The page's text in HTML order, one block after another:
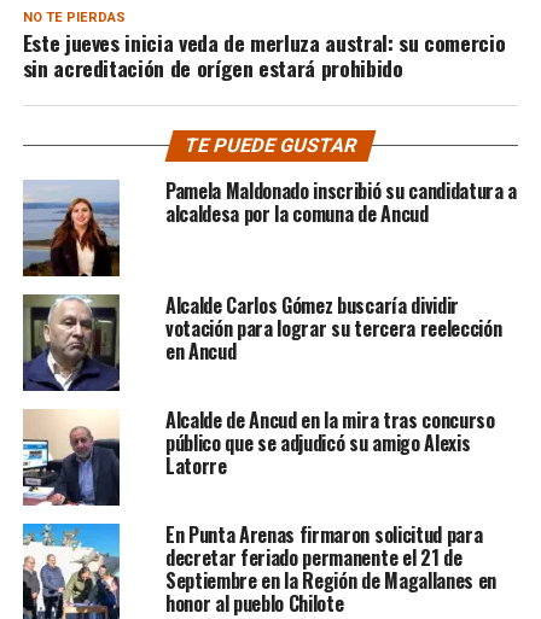
NO TE PIERDAS
Este jueves inicia veda de merluza austral: su comercio
sin acreditación de orígen estará prohibido
TE PUEDE GUSTAR
Pamela Maldonado inscribió su candidatura a
alcaldesa por la comuna de Ancud
Alcalde Carlos Gómez buscaría dividir
votación para lograr su tercera reelección
en Ancud
Alcalde de Ancud en la mira tras concurso
público que se adjudicó su amigo Alexis
Latorre
En Punta Arenas firmaron solicitud para
decretar feriado permanente el 21 de
Septiembre en la Región de Magallanes en
honor al pueblo Chilote